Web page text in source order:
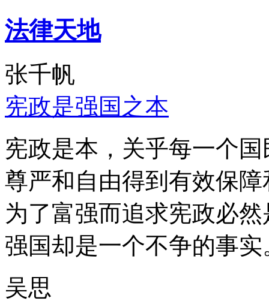
法律天地
张千帆
宪政是强国之本
宪政是本，关乎每一个
尊严和自由得到有效保
为了富强而追求宪政必
强国却是一个不争的事实
吴思